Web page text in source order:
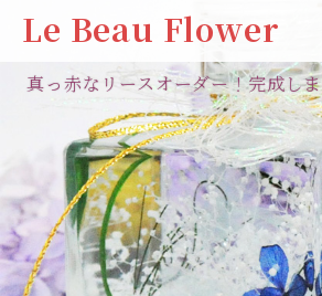
Le Beau Flower
真っ赤なリースオーダー！完成